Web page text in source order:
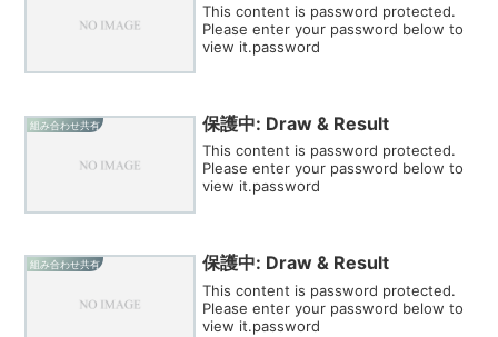
This content is password protected.
Please enter your password below to
view it.password
組み合わせ共有 保護中: Draw & Result
This content is password protected.
Please enter your password below to
view it.password
組み合わせ共有 保護中: Draw & Result
This content is password protected.
Please enter your password below to
view it.password